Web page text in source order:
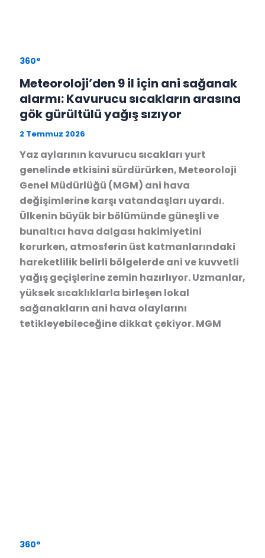
360°
Meteoroloji’den 9 il için ani sağanak
alarmı: Kavurucu sıcakların arasına
gök gürültülü yağış sızıyor
2 Temmuz 2026
Yaz aylarının kavurucu sıcakları yurt
genelinde etkisini sürdürürken, Meteoroloji
Genel Müdürlüğü (MGM) ani hava
değişimlerine karşı vatandaşları uyardı.
Ülkenin büyük bir bölümünde güneşli ve
bunaltıcı hava dalgası hakimiyetini
korurken, atmosferin üst katmanlarındaki
hareketlilik belirli bölgelerde ani ve kuvvetli
yağış geçişlerine zemin hazırlıyor. Uzmanlar,
yüksek sıcaklıklarla birleşen lokal
sağanakların ani hava olaylarını
tetikleyebileceğine dikkat çekiyor. MGM
360°